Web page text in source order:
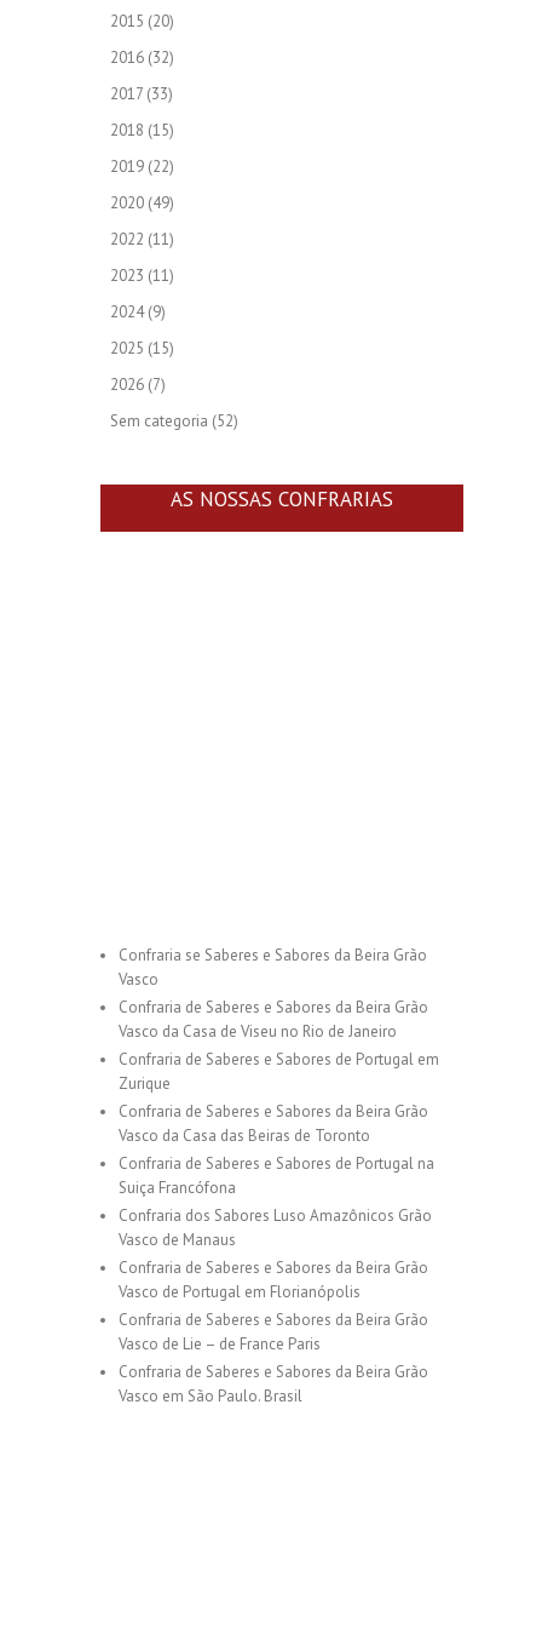
2015 (20)
2016 (32)
2017 (33)
2018 (15)
2019 (22)
2020 (49)
2022 (11)
2023 (11)
2024(9)
2025 (15)
2026 (7)
Sem categoria (52)
AS NOSSAS CONFRARIAS
Confraria se Saberes e Sabores da Beira Grão
Vasco
Confraria de Saberes e Sabores da Beira Grão
Vasco da Casa de Viseu no Rio de Janeiro
Confraria de Saberes e Sabores de Portugal em
Zurique
Confraria de Saberes e Sabores da Beira Grão
Vasco da Casa das Beiras de Toronto
Confraria de Saberes e Sabores de Portugal na
Suiça Francófona
Confraria dos Sabores Luso Amazônicos Grão
Vasco de Manaus
Confraria de Saberes e Sabores da Beira Grão
Vasco de Portugal em Florianópolis
Confraria de Saberes e Sabores da Beira Grão
Vasco de Lie – de France Paris
Confraria de Saberes e Sabores da Beira Grão
Vasco em São Paulo. Brasil